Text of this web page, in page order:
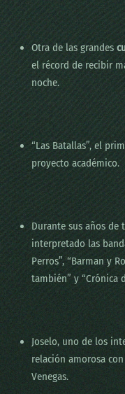
Otra de las grandes
el récord de recibir
noche.
“Las Batallas”, el
proyecto académico.
Durante sus años de
interpretado las
Perros”, “Barman y
también” y “Crónica
Joselo, uno de los
relación amorosa
Venegas.